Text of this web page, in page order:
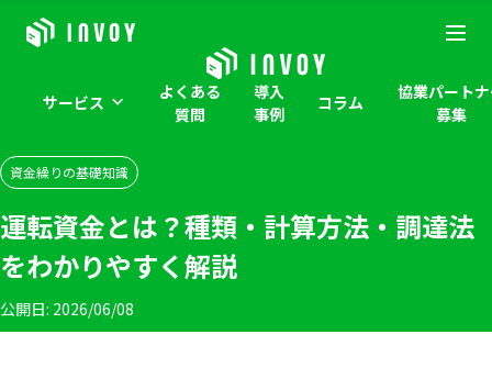
サービス
よくある
質問
導入
事例
コラム
協業パート
募集
資金繰りの基礎知識
運転資金とは？種類・計算方法・調達法
をわかりやすく解説
公開日: 2026/06/08